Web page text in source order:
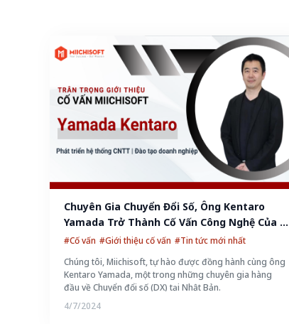
Chuyên Gia Chuyển Đổi Số, Ông Kentaro
Yamada Trở Thành Cố Vấn Công Nghệ Của
Miichisoft!
#Cố vấn #Giới thiệu cố vấn #Tin tức mới nhất
Chúng tôi, Miichisoft, tự hào được đồng hành cùng ông
Kentaro Yamada, một trong những chuyên gia hàng
đầu về Chuyển đổi số (DX) tại Nhật Bản.
4/7/2024